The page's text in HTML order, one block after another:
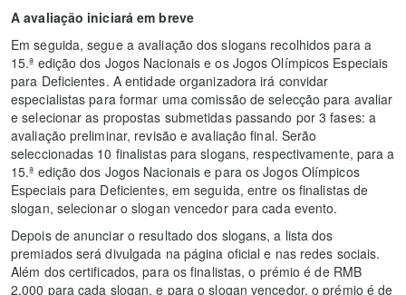
A avaliação iniciará em breve
Em seguida, segue a avaliação dos slogans recolhidos para a
15.ª edição dos Jogos Nacionais e os Jogos Olímpicos Especiais
para Deficientes. A entidade organizadora irá convidar
especialistas para formar uma comissão de selecção para avaliar
e selecionar as propostas submetidas passando por 3 fases: a
avaliação preliminar, revisão e avaliação final. Serão
seleccionadas 10 finalistas para slogans, respectivamente, para a
15.ª edição dos Jogos Nacionais e para os Jogos Olímpicos
Especiais para Deficientes, em seguida, entre os finalistas de
slogan, selecionar o slogan vencedor para cada evento.
Depois de anunciar o resultado dos slogans, a lista dos
premiados será divulgada na página oficial e nas redes sociais.
Além dos certificados, para os finalistas, o prémio é de RMB
2.000 para cada slogan, e para o slogan vencedor, o prémio é de